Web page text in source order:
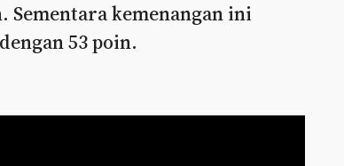
Sementara kemenangan ini
53 poin.